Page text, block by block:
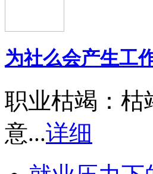
为社么会产生工
职业枯竭：枯
意...详细